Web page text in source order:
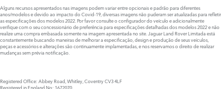
Alguns recursos apresentados nas imagens podem variar entre opcionais e padrão para diferentes
anos/modelos e devido ao impacto do Covid-19, diversas imagens não puderam ser atualizadas para refletir
as especificações dos modelos 2022. Por favor consulte o configurador do veículo e adicionalmente
verifique com o seu concessionário de preferência para especificações detalhadas dos modelos 2022 e não
realize uma compra embasada somente na imagem apresentada no site. Jaguar Land Rover Limitada está
constantemente buscando maneiras de melhorar a especificação, design e produção de seus veículos,
peças e acessórios e alterações são continuamente implamentadas, e nos reservamos o direito de realizar
mudanças sem prévia notificação.
Registered Office: Abbey Road, Whitley, Coventry CV3 4LF
Registered in England No: 1672070